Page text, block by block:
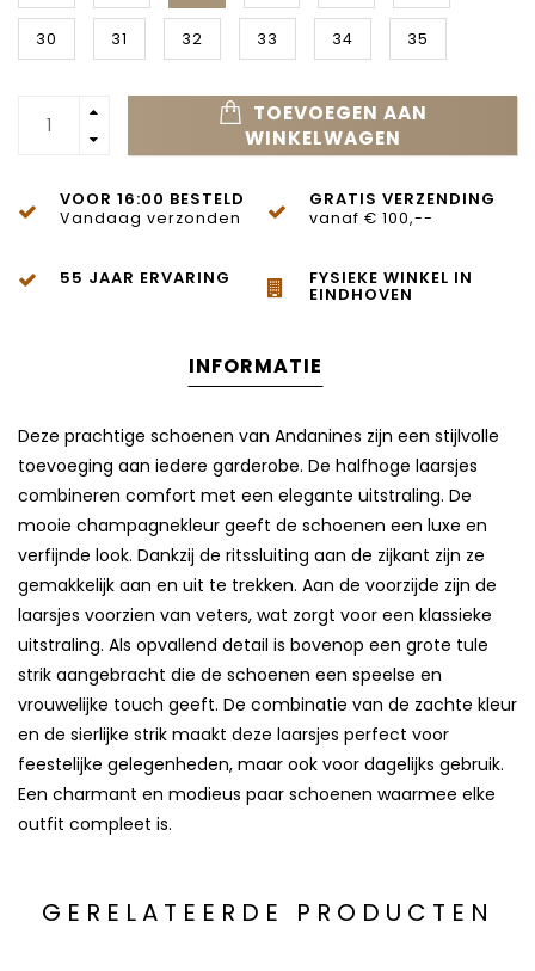
30 31 32 33 34 35
TOEVOEGEN AAN
WINKELWAGEN
VOOR 16:00 BESTELD
Vandaag verzonden
GRATIS VERZENDING
vanaf € 100,--
55 JAAR ERVARING FYSIEKE WINKEL IN
EINDHOVEN
INFORMATIE
Deze prachtige schoenen van Andanines zijn een stijlvolle
toevoeging aan iedere garderobe. De halfhoge laarsjes
combineren comfort met een elegante uitstraling. De
mooie champagnekleur geeft de schoenen een luxe en
verfijnde look. Dankzij de ritssluiting aan de zijkant zijn ze
gemakkelijk aan en uit te trekken. Aan de voorzijde zijn de
laarsjes voorzien van veters, wat zorgt voor een klassieke
uitstraling. Als opvallend detail is bovenop een grote tule
strik aangebracht die de schoenen een speelse en
vrouwelijke touch geeft. De combinatie van de zachte kleur
en de sierlijke strik maakt deze laarsjes perfect voor
feestelijke gelegenheden, maar ook voor dagelijks gebruik.
Een charmant en modieus paar schoenen waarmee elke
outfit compleet is.
GERELATEERDE PRODUCTEN